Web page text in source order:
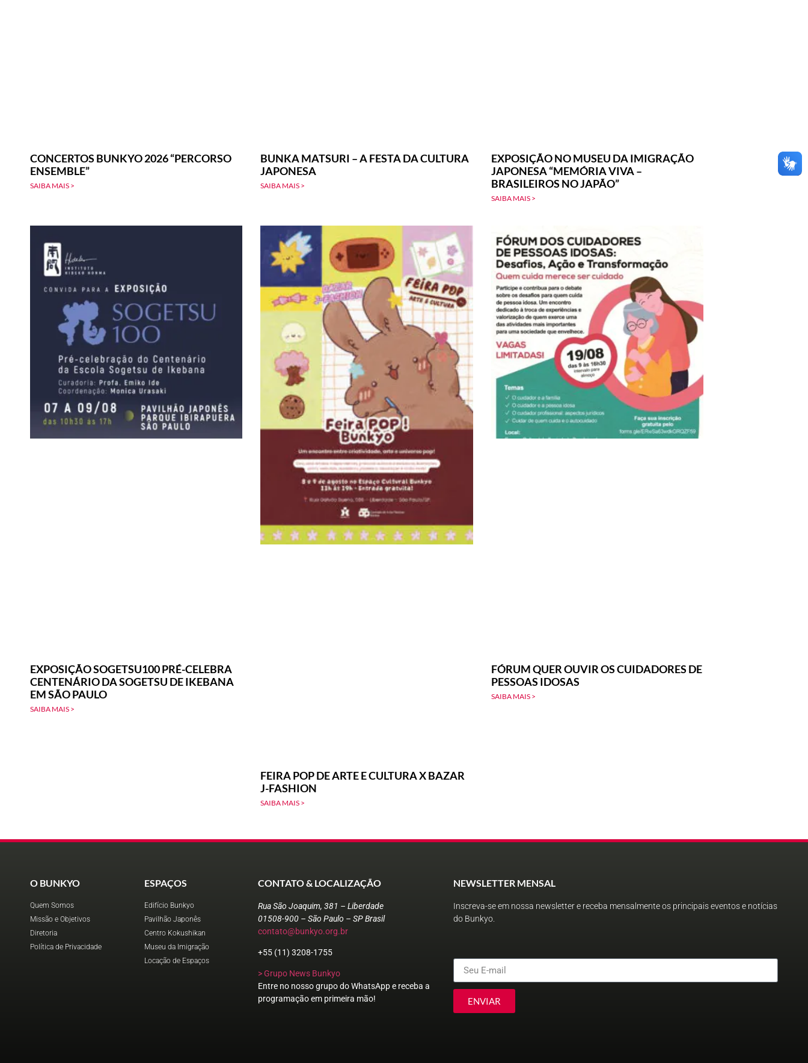
CONCERTOS BUNKYO 2026 “PERCORSO
ENSEMBLE”
SAIBA MAIS >
BUNKA MATSURI – A FESTA DA CULTURA
JAPONESA
SAIBA MAIS >
EXPOSIÇÃO NO MUSEU DA IMIGRAÇÃO
JAPONESA “MEMÓRIA VIVA –
BRASILEIROS NO JAPÃO”
SAIBA MAIS >
EXPOSIÇÃO SOGETSU100 PRÉ-CELEBRA
CENTENÁRIO DA SOGETSU DE IKEBANA
EM SÃO PAULO
SAIBA MAIS >
FEIRA POP DE ARTE E CULTURA X BAZAR
J-FASHION
SAIBA MAIS >
FÓRUM QUER OUVIR OS CUIDADORES DE
PESSOAS IDOSAS
SAIBA MAIS >
O BUNKYO
Quem Somos
Missão e Objetivos
Diretoria
Política de Privacidade
ESPAÇOS
Edifício Bunkyo
Pavilhão Japonês
Centro Kokushikan
Museu da Imigração
Locação de Espaços
CONTATO & LOCALIZAÇÃO
Rua São Joaquim, 381 – Liberdade
01508-900 – São Paulo – SP Brasil
contato@bunkyo.org.br
+55 (11) 3208-1755
> Grupo News Bunkyo
Entre no nosso grupo do WhatsApp e receba a
programação em primeira mão!
NEWSLETTER MENSAL
Inscreva-se em nossa newsletter e receba mensalmente os principais eventos e notícias
do Bunkyo.
ENVIAR